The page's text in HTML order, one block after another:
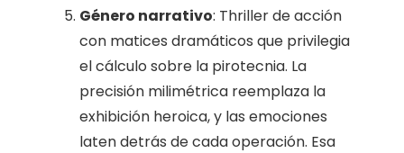
Género narrativo: Thriller de acción
con matices dramáticos que privilegia
el cálculo sobre la pirotecnia. La
precisión milimétrica reemplaza la
exhibición heroica, y las emociones
laten detrás de cada operación. Esa